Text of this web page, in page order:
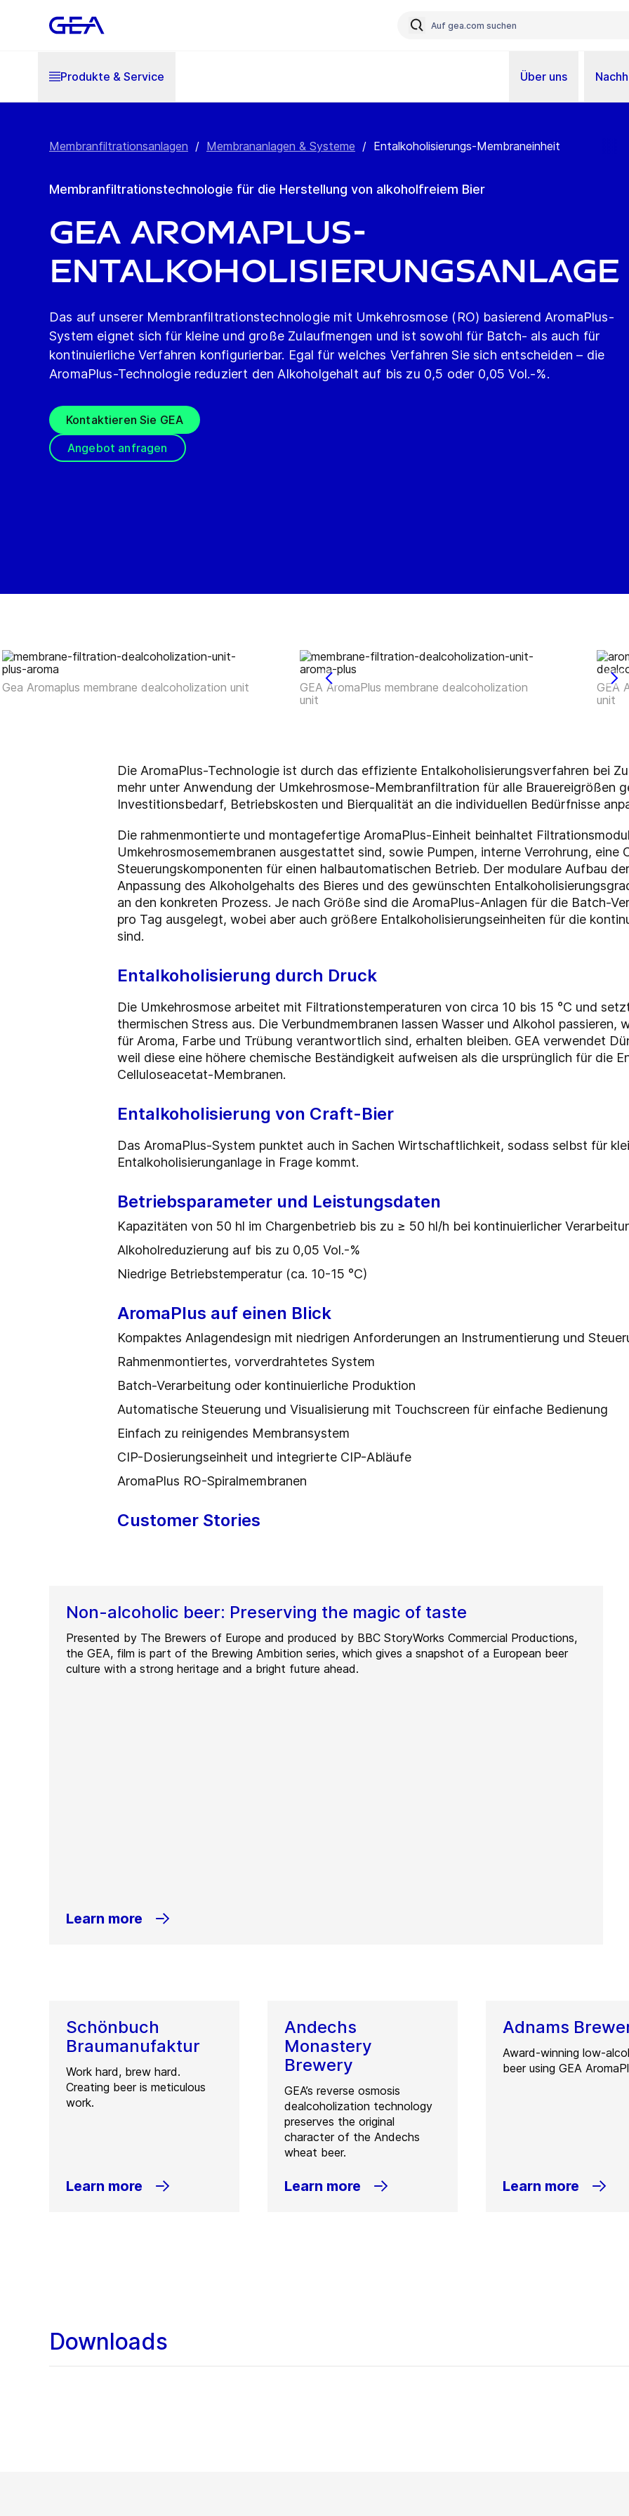
Produkte & Service Über uns
Membranfiltrationsanlagen / Membrananlagen & Systeme / Entalkoholisierungs-Membraneinheit
Membranfiltrationstechnologie für die Herstellung von alkoholfreiem Bier
GEA AromaPlus-
Entalkoholisierungsanlage
Das auf unserer Membranfiltrationstechnologie mit Umkehrosmose (RO) basierend AromaPlus-
System eignet sich für kleine und große Zulaufmengen und ist sowohl für Batch- als auch für
kontinuierliche Verfahren konfigurierbar. Egal für welches Verfahren Sie sich entscheiden – die
AromaPlus-Technologie reduziert den Alkoholgehalt auf bis zu 0,5 oder 0,05 Vol.-%.
Kontaktieren Sie GEA
Angebot anfragen
Gea Aromaplus membrane dealcoholization unit
GEA AromaPlus membrane dealcoholization
unit
GEA
unit
Die AromaPlus-Technologie ist durch das effiziente Entalkoholisierungsverfahren bei
mehr unter Anwendung der Umkehrosmose-Membranfiltration für alle Brauereigrößen
Investitionsbedarf, Betriebskosten und Bierqualität an die individuellen Bedürfnisse
Die rahmenmontierte und montagefertige AromaPlus-Einheit beinhaltet
Umkehrosmosemembranen ausgestattet sind, sowie Pumpen, interne Verrohrung, eine
Steuerungskomponenten für einen halbautomatischen Betrieb. Der modulare Aufbau
Anpassung des Alkoholgehalts des Bieres und des gewünschten
an den konkreten Prozess. Je nach Größe sind die AromaPlus-Anlagen für die Batch-
pro Tag ausgelegt, wobei aber auch größere Entalkoholisierungseinheiten für die
sind.
Entalkoholisierung durch Druck
Die Umkehrosmose arbeitet mit Filtrationstemperaturen von circa 10 bis 15 °C und
thermischen Stress aus. Die Verbundmembranen lassen Wasser und Alkohol
für Aroma, Farbe und Trübung verantwortlich sind, erhalten bleiben. GEA verwendet
weil diese eine höhere chemische Beständigkeit aufweisen als die ursprünglich für die
Celluloseacetat-Membranen.
Entalkoholisierung von Craft-Bier
Das AromaPlus-System punktet auch in Sachen Wirtschaftlichkeit, sodass selbst für
Entalkoholisierunganlage in Frage kommt.
Betriebsparameter und Leistungsdaten
Kapazitäten von 50 hl im Chargenbetrieb bis zu ≥ 50 hl/h bei kontinuierlicher
Alkoholreduzierung auf bis zu 0,05 Vol.-%
Niedrige Betriebstemperatur (ca. 10-15 °C)
AromaPlus auf einen Blick
Kompaktes Anlagendesign mit niedrigen Anforderungen an Instrumentierung und
Rahmenmontiertes, vorverdrahtetes System
Batch-Verarbeitung oder kontinuierliche Produktion
Automatische Steuerung und Visualisierung mit Touchscreen für einfache Bedienung
Einfach zu reinigendes Membransystem
CIP-Dosierungseinheit und integrierte CIP-Abläufe
AromaPlus RO-Spiralmembranen
Customer Stories
Non-alcoholic beer: Preserving the magic of taste
Presented by The Brewers of Europe and produced by BBC StoryWorks Commercial Productions,
the GEA, film is part of the Brewing Ambition series, which gives a snapshot of a European beer
culture with a strong heritage and a bright future ahead.
Learn more
Schönbuch
Braumanufaktur
Work hard, brew hard.
Creating beer is meticulous
work.
Learn more
Andechs
Monastery
Brewery
GEA’s reverse osmosis
dealcoholization technology
preserves the original
character of the Andechs
wheat beer.
Learn more
Adnams
Award-winning low-
beer using GEA
Learn more
Downloads